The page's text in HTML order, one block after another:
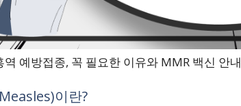
역 예방접종, 꼭 필요한 이유와 MMR 백신 안내
이란?